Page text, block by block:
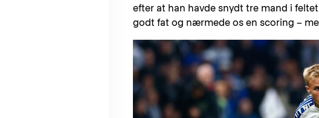
efter at han havde snydt tre mand i
godt fat og nærmede os en scoring –